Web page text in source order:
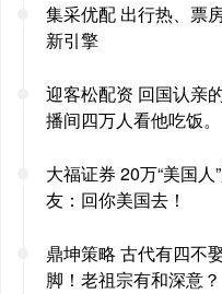
集采优配 出行热、票
新引擎
迎客松配资 回国认亲
播间四万人看他吃饭。
大福证券 20万“美国
友：回你美国去！
鼎坤策略 古代有四不
脚！老祖宗有和深意？